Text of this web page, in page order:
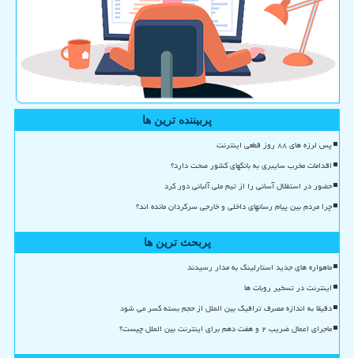
پربیننده ترین ها
پس لرزه های ۸۸ روز قطعی اینترنت
اقدامات مخرب سایبری به بانکهای کشور صحت دارد؟
حضور در استقلال آسانی را از تیم ملی آلبانی دور کرد
چرا مردم بین پیام رسانهای داخلی و خارجی سرگردان مانده اند؟
پربحث ترین ها
ماهواره های جدید استارلینک به مدار رسیدند
اینترنت در تسخیر روبات ها
دقیقا به اندازه مصرف ترافیک بین الملل از حجم بسته کسر می شود
ماجرای اعمال ضریب ۲ و هفت دهم برای اینترنت بین الملل چیست؟